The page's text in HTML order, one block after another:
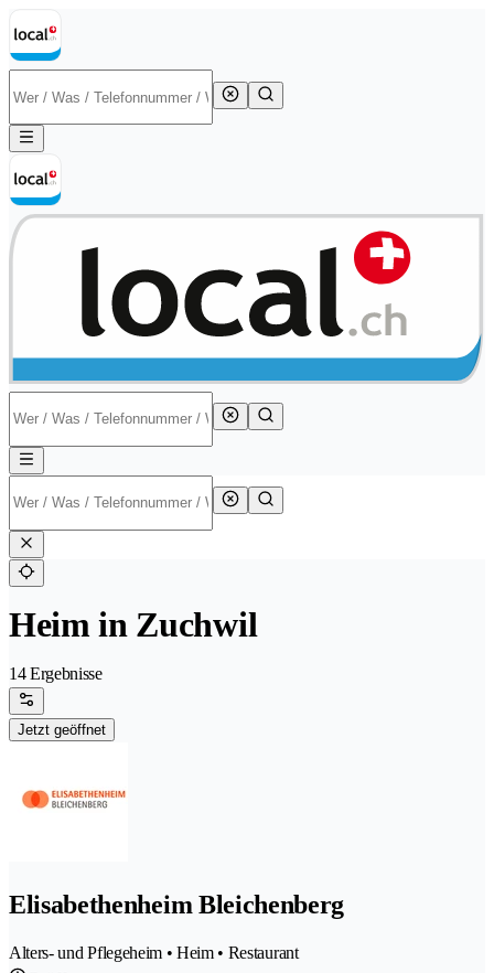
Heim in Zuchwil
14 Ergebnisse
Jetzt geöffnet
Elisabethenheim Bleichenberg
Alters- und Pflegeheim • Heim • Restaurant